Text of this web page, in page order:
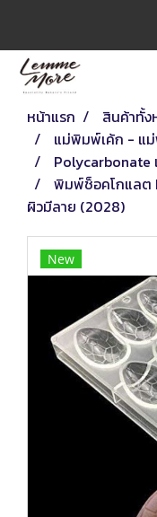
หน้าแรก สินค้าทั้
แม่พิมพ์เค้ก - แ
Polycarbonate
พิมพ์ช็อคโกแลต
ผิวมีลาย (2028)
New